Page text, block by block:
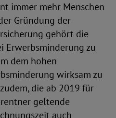
immer mehr Menschen
Gründung der
gehört die
Erwerbsminderung zu
dem hohen
wirksam zu
die ab 2019 für
geltende
auch